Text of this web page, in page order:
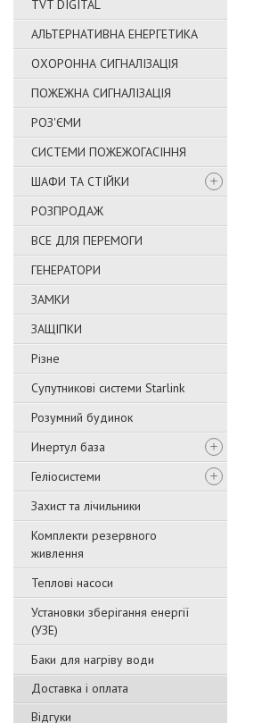
TVT DIGITAL
АЛЬТЕРНАТИВНА ЕНЕРГЕТИКА
ОХОРОННА СИГНАЛІЗАЦІЯ
ПОЖЕЖНА СИГНАЛІЗАЦІЯ
РОЗ'ЄМИ
СИСТЕМИ ПОЖЕЖОГАСІННЯ
ШАФИ ТА СТІЙКИ
РОЗПРОДАЖ
ВСЕ ДЛЯ ПЕРЕМОГИ
ГЕНЕРАТОРИ
ЗАМКИ
ЗАЩІПКИ
Різне
Супутникові системи Starlink
Розумний будинок
Инертул база
Геліосистеми
Захист та лічильники
Комплекти резервного
живлення
Теплові насоси
Установки зберігання енергії
(УЗЕ)
Баки для нагріву води
Доставка і оплата
Відгуки